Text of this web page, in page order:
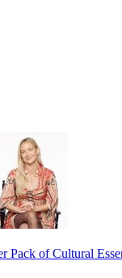
Pack of Cultural